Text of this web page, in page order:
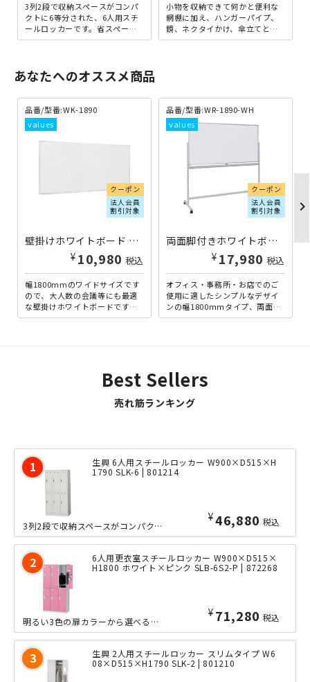
3列2段で収納スペースがコンパ
クトに6等分された、6人用スチ
ールロッカーです。省スペース
ながら、網棚とハンガーパイ
小物を収納できて何かと便利な
網棚に加え、ハンガーパイプ、
鏡、ネクタイかけ、傘立てと、
パーソナルな収納機能を詰め込
あなたへのオススメ商品
品番/型番:WK-1890
クーポン
法人会員
割引対象
壁掛けホワイトボード 無地 W1800×H905 ホワイト
¥ 10,980 税込
幅1800mmのワイドサイズです
ので、大人数の会議等にも最適
な壁掛けホワイトボードです。
会議室の壁に掛けてしまえば場
品番/型番:WR-1890-WH
クーポン
法人会員
割引対象
両面脚付きホワイトボード 両面無地 W1800×H905 ホワイト
¥ 17,980 税込
オフィス・事務所・お店でのご
使用に適したシンプルなデザイ
ンの幅1800ｍｍタイプ、両面無
地の脚付きホワイトボードで
chevron_right
Best Sellers
売れ筋ランキング
生興 6人用スチールロッカー W900×D515×H
1790 SLK-6 | 801214
¥46,880 税込
3列2段で収納スペースがコンパクトに6等分された、6人用スチールロッカーです。省...
6人用更衣室スチールロッカー W900×D515×
H1800 ホワイト×ピンク SLB-6S2-P | 872268
¥ 71,280 税込
明るい3色の扉カラーから選べる、バリエーション豊かな更衣ロッカーの6人用タイプで...
生興 2人用スチールロッカー スリムタイプ W6
08×D515×H1790 SLK-2 | 801210